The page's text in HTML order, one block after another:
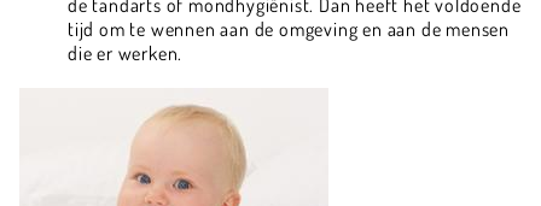
tijd om te wennen aan de omgeving en aan de mensen
die er werken.